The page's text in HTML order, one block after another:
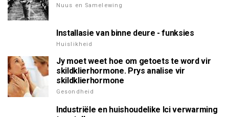
Nuus en Samelewing
Installasie van binne deure - funksies
Huislikheid
Jy moet weet hoe om getoets te word vir
skildklierhormone. Prys analise vir
skildklierhormone
Gesondheid
Industriële en huishoudelike Ici verwarming